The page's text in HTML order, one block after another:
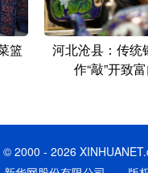
篮
河北沧县：传统
作“敲”开致
© 2000 - 2026